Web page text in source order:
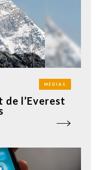
MÉDIAS
de l’Everest